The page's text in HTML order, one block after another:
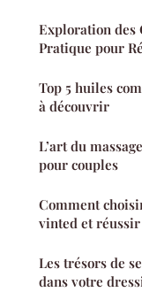
Exploration des
Pratique pour
Top 5 huiles
à découvrir
L’art du
pour couples
Comment
vinted et
Les trésors de
dans votre